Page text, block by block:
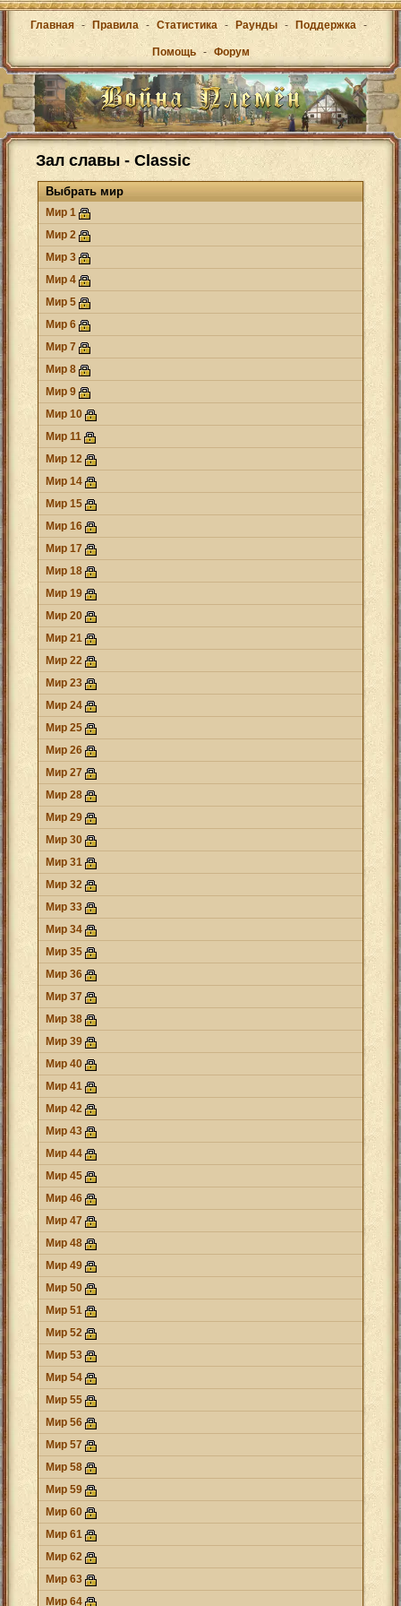
Главная - Правила - Статистика - Раунды - Поддержка -
Помощь - Форум
Зал славы - Classic
Выбрать мир
Мир 1
Мир 2
Мир 3
Мир 4
Мир 5
Мир 6
Мир 7
Мир 8
Мир 9
Мир 10
Мир 11
Мир 12
Мир 14
Мир 15
Мир 16
Мир 17
Мир 18
Мир 19
Мир 20
Мир 21
Мир 22
Мир 23
Мир 24
Мир 25
Мир 26
Мир 27
Мир 28
Мир 29
Мир 30
Мир 31
Мир 32
Мир 33
Мир 34
Мир 35
Мир 36
Мир 37
Мир 38
Мир 39
Мир 40
Мир 41
Мир 42
Мир 43
Мир 44
Мир 45
Мир 46
Мир 47
Мир 48
Мир 49
Мир 50
Мир 51
Мир 52
Мир 53
Мир 54
Мир 55
Мир 56
Мир 57
Мир 58
Мир 59
Мир 60
Мир 61
Мир 62
Мир 63
Мир 64